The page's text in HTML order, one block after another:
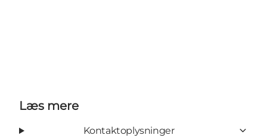
Læs mere
Kontaktoplysninger